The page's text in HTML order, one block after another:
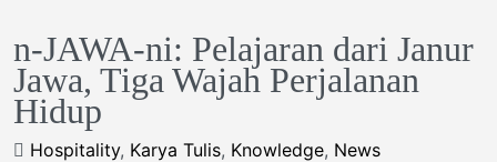
n-JAWA-ni: Pelajaran dari Janur
Jawa, Tiga Wajah Perjalanan
Hidup
Hospitality, Karya Tulis, Knowledge, News